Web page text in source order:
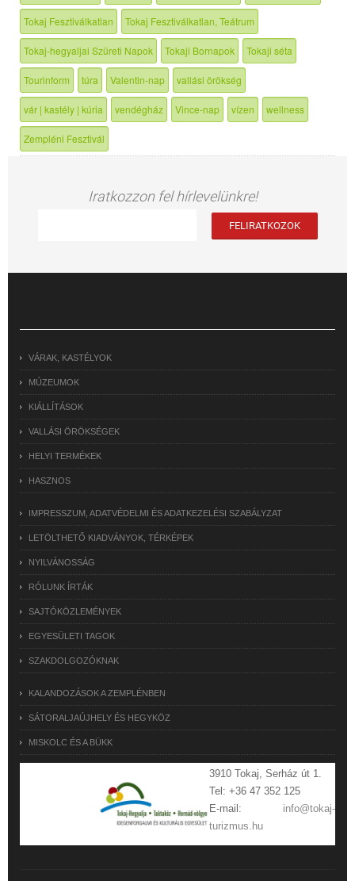
Tokaj Fesztiválkatlan Tokaj Fesztiválkatlan, Teátrum
Tokaj-hegyaljai Szüreti Napok Tokaji Bornapok Tokaji séta
Tourinform túra Valentin-nap vallási örökség
vár | kastély | kúria vendégház Vince-nap vízen wellness
Zempléni Fesztivál
Iratkozzon fel hírlevelünkre!
VÁRAK, KASTÉLYOK
MÚZEUMOK
KIÁLLÍTÁSOK
VALLÁSI ÖRÖKSÉGEK
HELYI TERMÉKEK
HASZNOS
IMPRESSZUM, ADATVÉDELMI ÉS ADATKEZELÉSI SZABÁLYZAT
LETÖLTHETŐ KIADVÁNYOK, TÉRKÉPEK
NYILVÁNOSSÁG
RÓLUNK ÍRTÁK
SAJTÓKÖZLEMÉNYEK
EGYESÜLETI TAGOK
SZAKDOLGOZÓKNAK
KALANDOZÁSOK A ZEMPLÉNBEN
SÁTORALJAÚJHELY ÉS HEGYKÖZ
MISKOLC ÉS A BÜKK
3910 Tokaj, Serház út 1.
Tel: +36 47 352 125
E-mail: info@tokaj-
turizmus.hu